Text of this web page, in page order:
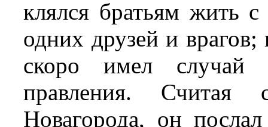
клялся братьям жить
одних друзей и
скоро имел случай
правления. Считая
Новагорода, он